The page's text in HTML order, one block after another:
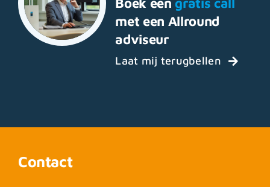
met een Allround
adviseur
Laat mij terugbellen
Contact